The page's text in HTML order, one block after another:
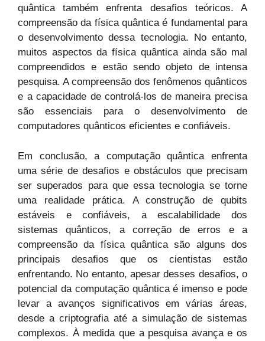
quântica também enfrenta desafios teóricos. A
compreensão da física quântica é fundamental para
o desenvolvimento dessa tecnologia. No entanto,
muitos aspectos da física quântica ainda são mal
compreendidos e estão sendo objeto de intensa
pesquisa. A compreensão dos fenômenos quânticos
e a capacidade de controlá-los de maneira precisa
são essenciais para o desenvolvimento de
computadores quânticos eficientes e confiáveis.
Em conclusão, a computação quântica enfrenta
uma série de desafios e obstáculos que precisam
ser superados para que essa tecnologia se torne
uma realidade prática. A construção de qubits
estáveis e confiáveis, a escalabilidade dos
sistemas quânticos, a correção de erros e a
compreensão da física quântica são alguns dos
principais desafios que os cientistas estão
enfrentando. No entanto, apesar desses desafios, o
potencial da computação quântica é imenso e pode
levar a avanços significativos em várias áreas,
desde a criptografia até a simulação de sistemas
complexos. À medida que a pesquisa avança e os